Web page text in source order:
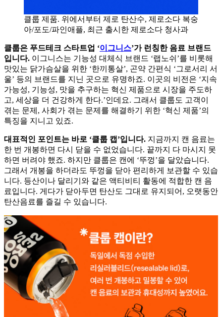
클룹 제품. 위에서부터 제로 탄산수, 제로소다 복숭
아/포도/파인애플, 최근 출시한 제로소다 청사과
클룹은 푸드테크 스타트업 ‘이그니스’가 런칭한 음료 브랜드
입니다. 이그니스는 기능성 대체식 브랜드 ‘랩노쉬’를 비롯해
맛있는 닭가슴살을 위한 ‘한끼통살’, 곤약 간편식 ‘그로서리 서
울’ 등의 브랜드를 지닌 곳으로 유명하죠. 이곳의 비전은 ‘지속
가능성, 기능성, 맛을 추구하는 혁신 제품으로 시장을 주도하
고, 세상을 더 건강하게 한다.’인데요. 그래서 클룹도 고객이
겪는 문제, 사회가 겪는 문제를 해결하기 위한 ‘혁신 제품’의
특징을 지니고 있죠.
대표적인 포인트는 바로 ‘클룹 캡’입니다. 지금까지 캔 음료는
한 번 개봉하면 다시 닫을 수 없었습니다. 끝까지 다 마시지 못
하면 버려야 했죠. 하지만 클룹은 캔에 ‘뚜껑’을 달았습니다.
그래서 개봉을 하더라도 뚜껑을 닫아 편리하게 보관할 수 있습
니다. 등산이나 달리기와 같은 액티비티 활동에 적합한 캔 음
료입니다. 게다가 닫아두면 탄산도 그대로 유지되어, 오랫동안
탄산음료를 즐길 수 있습니다.